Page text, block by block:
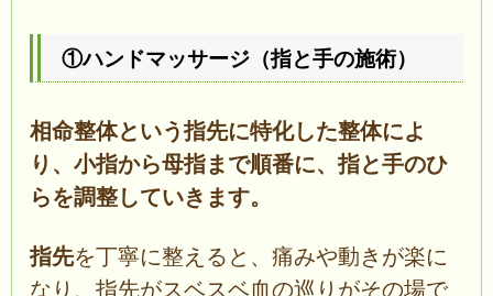
①ハンドマッサージ（指と手の施術）
相命整体という指先に特化した整体によ
り、小指から母指まで順番に、指と手のひ
らを調整していきます。
指先を丁寧に整えると、痛みや動きが楽に
なり、指先がスベスベ血の巡りがその場で